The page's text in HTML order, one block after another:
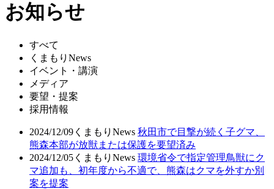
お知らせ
すべて
くまもりNews
イベント・講演
メディア
要望・提案
採用情報
2024/12/09 くまもりNews 秋田市で目撃が続く子グマ、
熊森本部が放獣または保護を要望済み
2024/12/05 くまもりNews 環境省令で指定管理鳥獣にク
マ追加も、初年度から不適で、熊森はクマを外すか別
案を提案